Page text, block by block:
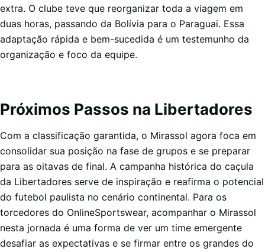
extra. O clube teve que reorganizar toda a viagem em
duas horas, passando da Bolívia para o Paraguai. Essa
adaptação rápida e bem-sucedida é um testemunho da
organização e foco da equipe.
Próximos Passos na Libertadores
Com a classificação garantida, o Mirassol agora foca em
consolidar sua posição na fase de grupos e se preparar
para as oitavas de final. A campanha histórica do caçula
da Libertadores serve de inspiração e reafirma o potencial
do futebol paulista no cenário continental. Para os
torcedores do OnlineSportswear, acompanhar o Mirassol
nesta jornada é uma forma de ver um time emergente
desafiar as expectativas e se firmar entre os grandes do